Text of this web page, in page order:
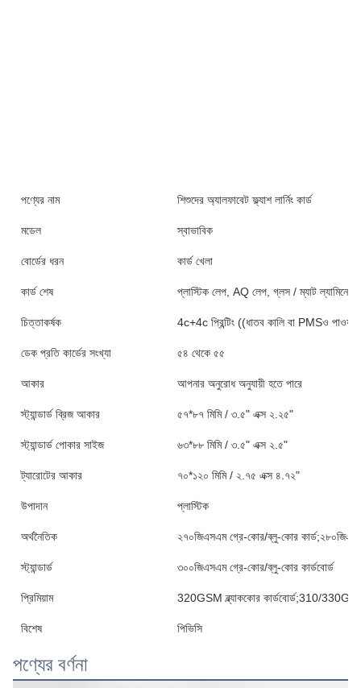
পণ্যের নাম শিশুদের অ্যালফাবেট ফ্ল্যাশ লার্নিং কার্ড
মডেল স্বাভাবিক
বোর্ডের ধরন কার্ড খেলা
কার্ড শেষ প্লাস্টিক লেপ, AQ লেপ, গ্লস / ম্যাট
চিত্তাকর্ষক 4c+4c প্রিন্টিং ((ধাতব কালি বা PMSও পাওয়া
ডেক প্রতি কার্ডের সংখ্যা ৫৪ থেকে ৫৫
আকার আপনার অনুরোধ অনুযায়ী হতে পারে
স্ট্যান্ডার্ড ব্রিজ আকার ৫৭*৮৭ মিমি / ৩.৫" এক্স ২.২৫"
স্ট্যান্ডার্ড পোকার সাইজ ৬৩*৮৮ মিমি / ৩.৫" এক্স ২.৫"
ট্যারোটের আকার ৭০*১২০ মিমি / ২.৭৫ এক্স ৪.৭২"
উপাদান প্লাস্টিক
অর্থনৈতিক ২৭০জিএসএম গ্রে-কোর/ব্লু-কোর
স্ট্যান্ডার্ড ৩০০জিএসএম গ্রে-কোর/ব্লু-কোর কার্ডবোর্ড
প্রিমিয়াম 320GSM ব্ল্যাককোর কার্ডবোর্ড;310/330GSM
বিশেষ পিভিসি
পণ্যের বর্ণনা